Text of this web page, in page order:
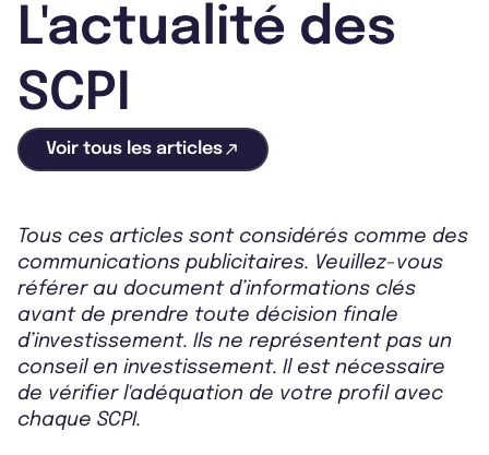
L'actualité des
SCPI
Voir tous les articles
Tous ces articles sont considérés comme des
communications publicitaires. Veuillez-vous
référer au document d’informations clés
avant de prendre toute décision finale
d’investissement. Ils ne représentent pas un
conseil en investissement. Il est nécessaire
de vérifier l'adéquation de votre profil avec
chaque SCPI.